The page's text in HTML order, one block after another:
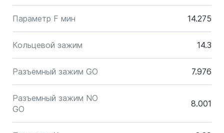
Параметр F мин 14.275
Кольцевой зажим 14.3
Разъемный зажим GO 7.976
Разъемный зажим NO
GO
8.001